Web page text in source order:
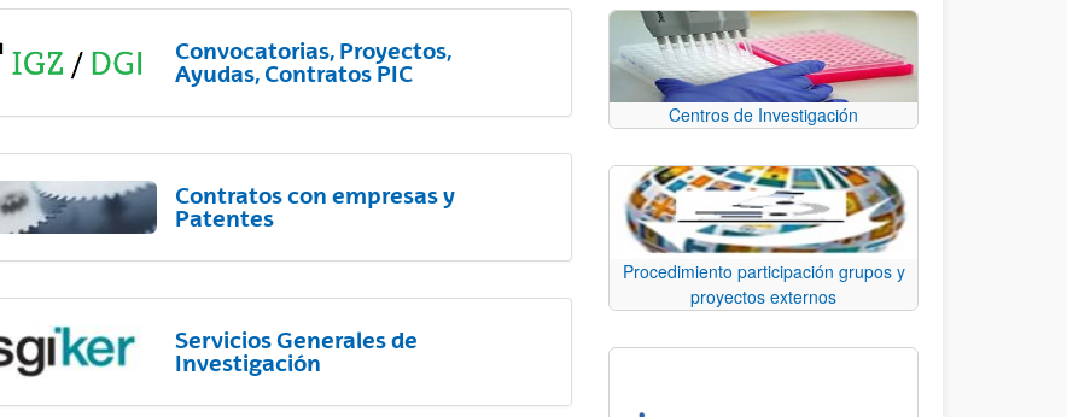
Convocatorias, Proyectos,
Ayudas, Contratos PIC
Contratos con empresas y
Patentes
Servicios Generales de
Investigación
Centros de Investigación
Procedimiento participación grupos y
proyectos externos